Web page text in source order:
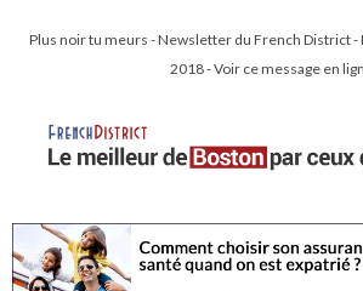
Plus noir tu meurs - Newsletter du French District
2018 - Voir ce message en